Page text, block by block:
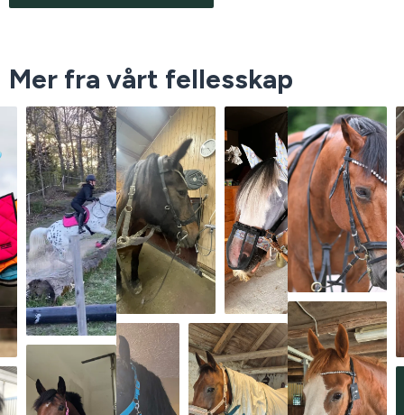
Mer fra vårt fellesskap